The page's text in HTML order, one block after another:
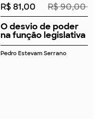
R$ 81,00
R$ 90,00
O desvio de poder
na função legislativa
Pedro Estevam Serrano